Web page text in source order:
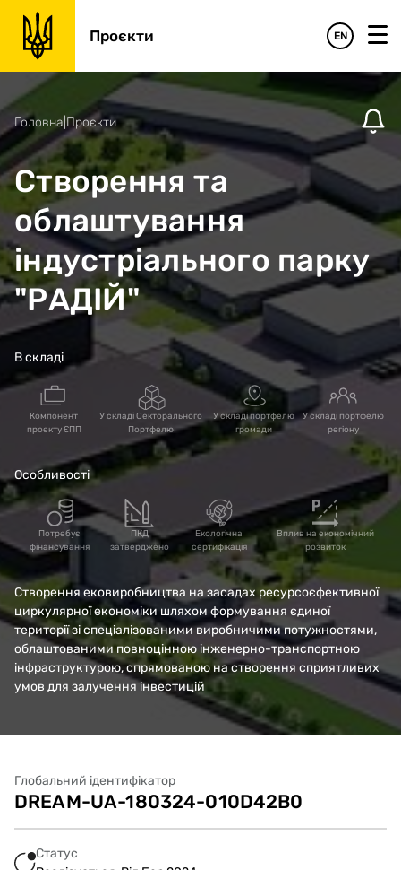
Проєкти EN
Головна|Проєкти
Створення та
облаштування
індустріального парку
"РАДІЙ"
В складі
Компонент
проєкту ЄПП
У складі Секторального
Портфелю
У складі портфелю
громади
У складі портфелю
регіону
Особливості
Потребує
фінансування
ПКД
затверджено
Екологічна
сертифікація
Вплив на економічний
розвиток
Створення ековиробництва на засадах ресурсоєфективної
циркулярної економіки шляхом формування єдиної
території зі спеціалізованими виробничими потужностями,
облаштованими повноцінною інженерно-транспортною
інфраструктурою, спрямованою на створення сприятливих
умов для залучення інвестицій
Глобальний ідентифікатор
DREAM-UA-180324-010D42B0
Статус